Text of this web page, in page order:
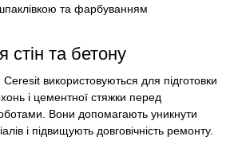
та фарбуванням
стін та бетону
використовуються для підготовки
і цементної стяжки перед
Вони допомагають уникнути
і підвищують довговічність ремонту.